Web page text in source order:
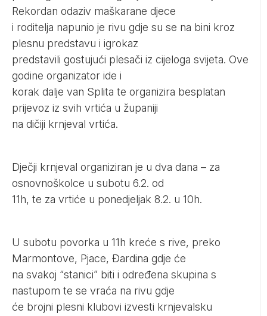
Rekordan odaziv maškarane djece
i roditelja napunio je rivu gdje su se na bini kroz
plesnu predstavu i igrokaz
predstavili gostujući plesači iz cijeloga svijeta. Ove
godine organizator ide i
korak dalje van Splita te organizira besplatan
prijevoz iz svih vrtića u županiji
na dičiji krnjeval vrtića.
Dječji krnjeval organiziran je u dva dana – za
osnovnoškolce u subotu 6.2. od
11h, te za vrtiće u ponedjeljak 8.2. u 10h.
U subotu povorka u 11h kreće s rive, preko
Marmontove, Pjace, Đardina gdje će
na svakoj “stanici” biti i određena skupina s
nastupom te se vraća na rivu gdje
će brojni plesni klubovi izvesti krnjevalsku